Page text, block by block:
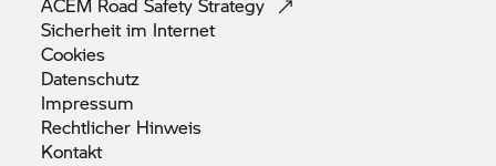
ACEM Road SafetyStrategy
Sicherheit im Internet
Cookies
Datenschutz
Impressum
Rechtlicher Hinweis
Kontakt